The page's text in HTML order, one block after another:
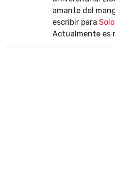
amante del
escribir para
Actualmente es